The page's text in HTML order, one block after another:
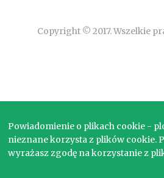
Copyright © 2017. Wszelkie
Powiadomienie o plikach cookie -
nieznane korzysta z plików cookie.
wyrażasz zgodę na korzystanie z